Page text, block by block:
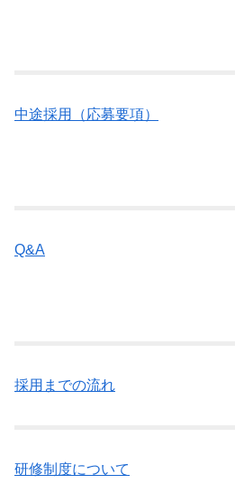
中途採用（応募要項）
Q&A
採用までの流れ
研修制度について